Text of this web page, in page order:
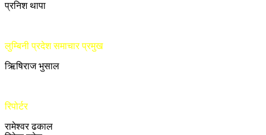
प्रनिश थापा
लुम्बिनी प्रदेश समाचार प्रमुख
ऋिषिराज भुसाल
रिपोर्टर
रामेश्वर ढकाल